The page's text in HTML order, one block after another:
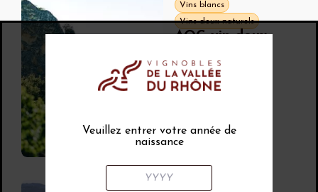
Vins blancs
Vins doux naturels
AOC vin doux
Muscat de
Beaumes-de-
Venise
Muscat à petits
grains rouge
Veuillez entrer votre année de
naissance